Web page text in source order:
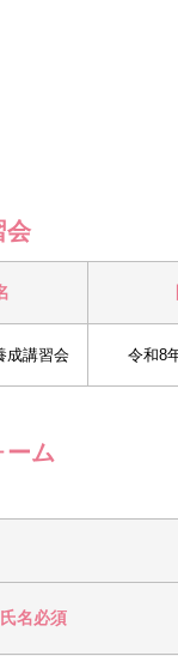
会
ーム
氏名必須